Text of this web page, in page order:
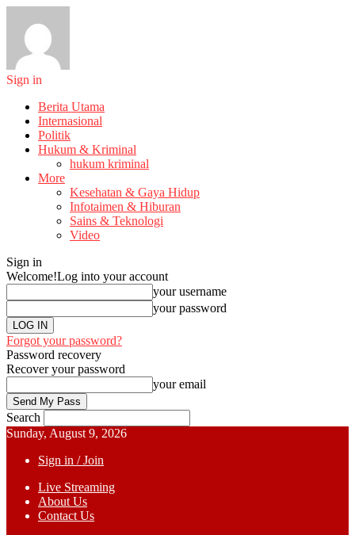
Sign in
Berita Utama
Internasional
Politik
Hukum & Kriminal
hukum kriminal
More
Kesehatan & Gaya Hidup
Infotaimen & Hiburan
Sains & Teknologi
Video
Sign in
Welcome!Log into your account
your username
your password
Forgot your password?
Password recovery
Recover your password
your email
Search
Sunday, August 9, 2026
Sign in / Join
Live Streaming
About Us
Contact Us